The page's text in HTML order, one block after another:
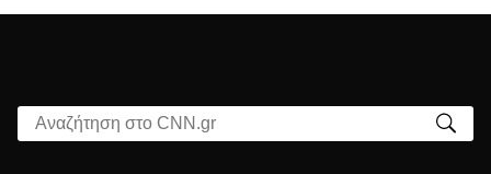
Αναζήτηση στο CNN.gr